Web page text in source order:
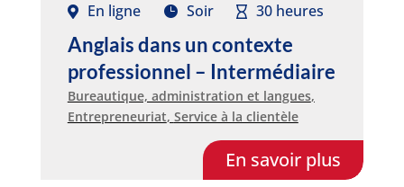
En ligne Soir 30 heures
Anglais dans un contexte
professionnel – Intermédiaire
Bureautique, administration et langues,
Entrepreneuriat, Service à la clientèle
En savoir plus